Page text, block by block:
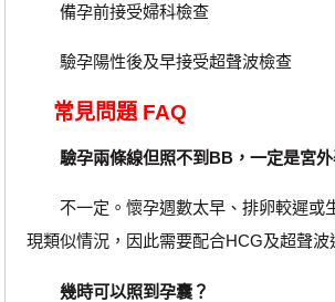
備孕前接受婦科檢查
驗孕陽性後及早接受超聲波檢查
常見問題 FAQ
驗孕兩條線但照不到BB，一定是宮外
不一定。懷孕週數太早、排卵較遲或
現類似情況，因此需要配合HCG及超聲波
幾時可以照到孕囊？